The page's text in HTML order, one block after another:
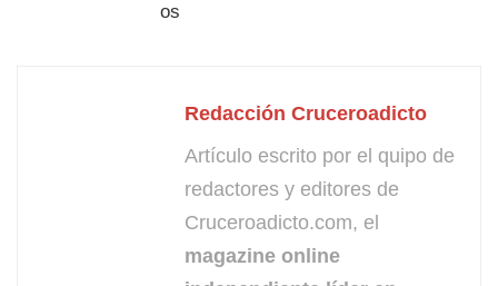
Redacción Cruceroadicto
Artículo escrito por el quipo de
redactores y editores de
Cruceroadicto.com, el
magazine online